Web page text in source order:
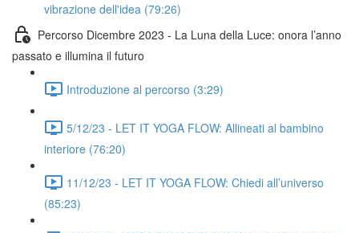
vibrazione dell'idea (79:26)
Percorso Dicembre 2023 - La Luna della Luce: onora l’anno
passato e illumina il futuro
Introduzione al percorso (3:29)
5/12/23 - LET IT YOGA FLOW: Allineati al bambino
interiore (76:20)
11/12/23 - LET IT YOGA FLOW: Chiedi all’universo
(85:23)